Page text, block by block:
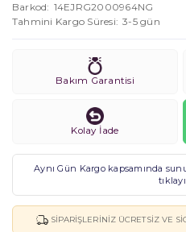
Barkod
14EJRG2000964NG
Tahmini Kargo Süresi
3-5 gün
Bakım Garantisi
Kolay İade
Aynı Gün Kargo kapsamında
SIPARIŞLERINIZ ÜCRETSIZ VE